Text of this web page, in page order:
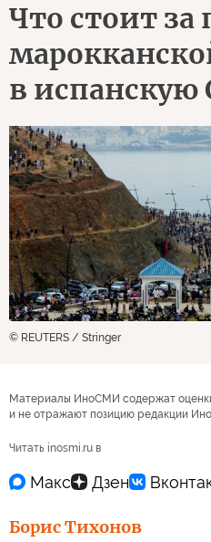
Что стоит
в испанскую
© REUTERS / Stringer
Материалы ИноСМИ содержат
и не отражают позицию редакции
Читать inosmi.ru в
Борис Тихонов